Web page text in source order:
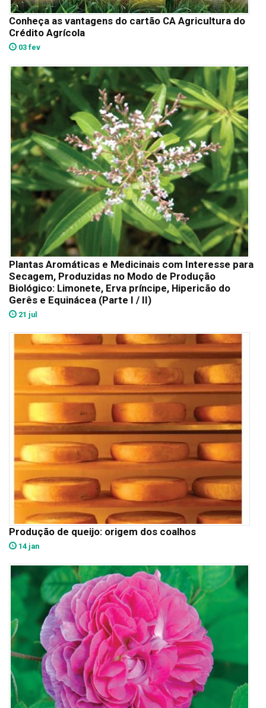
Conheça as vantagens do cartão CA Agricultura do
Crédito Agrícola
03 fev
Plantas Aromáticas e Medicinais com Interesse para
Secagem, Produzidas no Modo de Produção
Biológico: Limonete, Erva príncipe, Hipericão do
Gerês e Equinácea (Parte I / II)
21 jul
Produção de queijo: origem dos coalhos
14 jan